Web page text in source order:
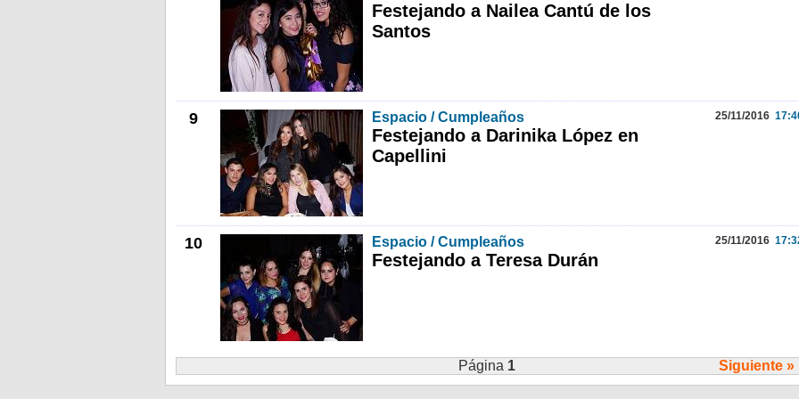
Festejando a Nailea Cantú de los
Santos
9 Espacio / Cumpleaños 25/11/2016
Festejando a Darinika López en
Capellini
10 Espacio / Cumpleaños 25/11/2016
Festejando a Teresa Durán
Página 1 Siguiente »